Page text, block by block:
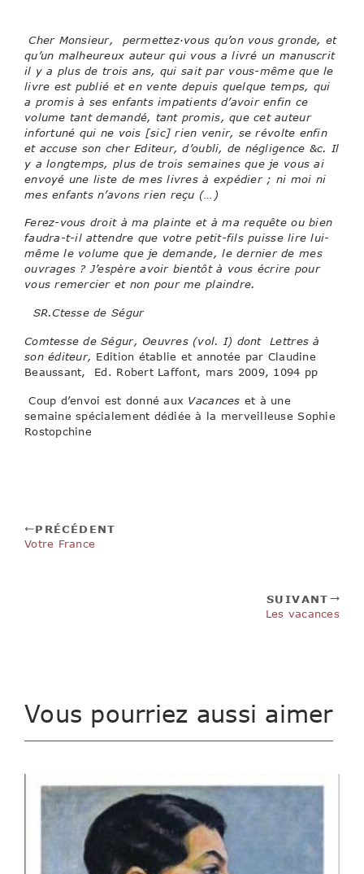
Cher Monsieur, permettez·vous qu’on vous gronde, et
qu’un malheureux auteur qui vous a livré un manuscrit
il y a plus de trois ans, qui sait par vous-même que le
livre est publié et en vente depuis quelque temps, qui
a promis à ses enfants impatients d’avoir enfin ce
volume tant demandé, tant promis, que cet auteur
infortuné qui ne vois [sic] rien venir, se révolte enfin
et accuse son cher Editeur, d’oubli, de négligence &c. Il
y a longtemps, plus de trois semaines que je vous ai
envoyé une liste de mes livres à expédier ; ni moi ni
mes enfants n’avons rien reçu (…)
Ferez-vous droit à ma plainte et à ma requête ou bien
faudra-t-il attendre que votre petit-fils puisse lire lui-
même le volume que je demande, le dernier de mes
ouvrages ? J’espère avoir bientôt à vous écrire pour
vous remercier et non pour me plaindre.
SR.Ctesse de Ségur
Comtesse de Ségur, Oeuvres (vol. I) dont Lettres à
son éditeur, Edition établie et annotée par Claudine
Beaussant, Ed. Robert Laffont, mars 2009, 1094 pp
Coup d’envoi est donné aux Vacances et à une
semaine spécialement dédiée à la merveilleuse Sophie
Rostopchine
PRÉCÉDENT
Votre France
SUIVANT
Les vacances
Vous pourriez aussi aimer